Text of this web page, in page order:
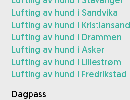
Lufting av hund i Sandvika
Lufting av hund i Kristiansand
Lufting av hund i Drammen
Lufting av hund i Asker
Lufting av hund i Lillestrøm
Lufting av hund i Fredrikstad
Dagpass